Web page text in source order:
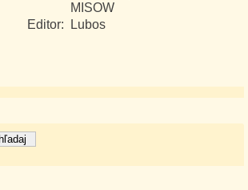
MISOW
Editor:
Lubos